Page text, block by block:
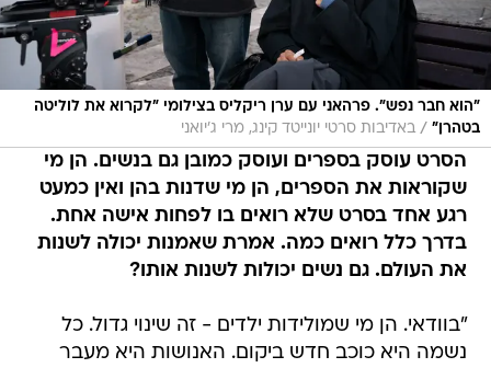
"הוא חבר נפש". פרהאני עם ערן ריקליס בצילומי "לקרוא את לוליטה
בטהרן" / באדיבות סרטי יונייטד קינג, מרי ג'יואני
הסרט עוסק בספרים ועוסק כמובן גם בנשים. הן מי
שקוראות את הספרים, הן מי שדנות בהן ואין כמעט
רגע אחד בסרט שלא רואים בו לפחות אישה אחת.
בדרך כלל רואים כמה. אמרת שאמנות יכולה לשנות
את העולם. גם נשים יכולות לשנות אותו?
"בוודאי. הן מי שמולידות ילדים - זה שינוי גדול. כל
נשמה היא כוכב חדש ביקום. האנושות היא מעבר